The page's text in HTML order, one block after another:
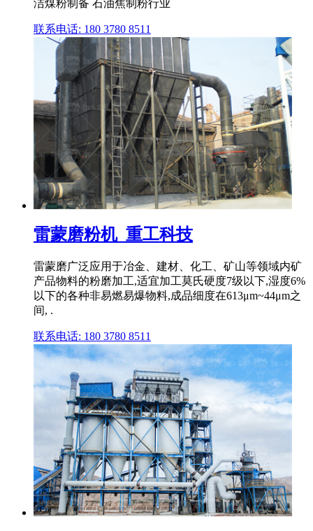
洁煤粉制备 石油焦制粉行业
联系电话: 180 3780 8511
雷蒙磨粉机_重工科技
雷蒙磨广泛应用于冶金、建材、化工、矿山等领域内矿
产品物料的粉磨加工,适宜加工莫氏硬度7级以下,湿度6%
以下的各种非易燃易爆物料,成品细度在613μm~44μm之
间, .
联系电话: 180 3780 8511